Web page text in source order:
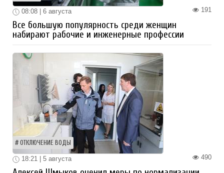
191
08:08 | 6 августа
Все большую популярность среди женщин
набирают рабочие и инженерные профессии
ОТКЛЮЧЕНИЕ ВОДЫ
490
18:21 | 5 августа